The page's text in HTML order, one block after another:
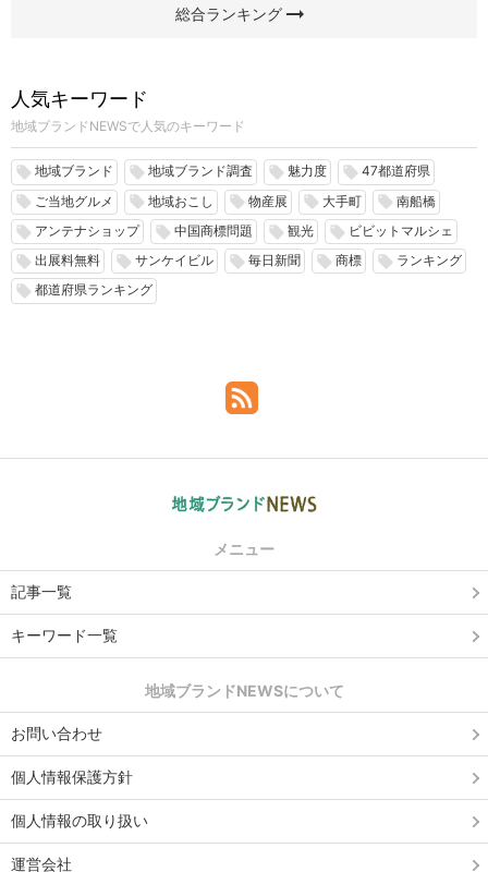
総合ランキングarrow_right_alt
人気キーワード
地域ブランドNEWSで人気のキーワード
local_offer 地域ブランド local_offer 地域ブランド調査 local_offer 魅力度 local_offer 47都道府県
local_offer ご当地グルメ local_offer 地域おこし local_offer 物産展 local_offer 大手町 local_offer 南船橋
local_offer アンテナショップ local_offer 中国商標問題 local_offer 観光 local_offer ビビットマルシェ
local_offer 出展料無料 local_offer サンケイビル local_offer 毎日新聞 local_offer 商標 local_offer ランキング
local_offer 都道府県ランキング
メニュー
記事一覧
キーワード一覧
地域ブランドNEWSについて
お問い合わせ
個人情報保護方針
個人情報の取り扱い
運営会社